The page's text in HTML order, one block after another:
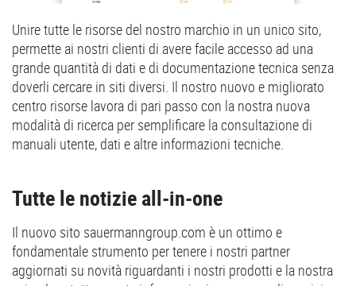
Unire tutte le risorse del nostro marchio in un unico sito,
permette ai nostri clienti di avere facile accesso ad una
grande quantità di dati e di documentazione tecnica senza
doverli cercare in siti diversi. Il nostro nuovo e migliorato
centro risorse lavora di pari passo con la nostra nuova
modalità di ricerca per semplificare la consultazione di
manuali utente, dati e altre informazioni tecniche.
Tutte le notizie all-in-one
Il nuovo sito sauermanngroup.com è un ottimo e
fondamentale strumento per tenere i nostri partner
aggiornati su novità riguardanti i nostri prodotti e la nostra